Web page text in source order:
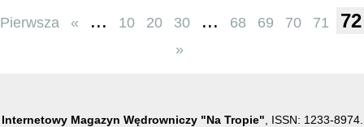
Pierwsza « ... 10 20 30 ... 68 69 70 71 72
»
Internetowy Magazyn Wędrowniczy "Na Tropie" , ISSN: 1233-8974.